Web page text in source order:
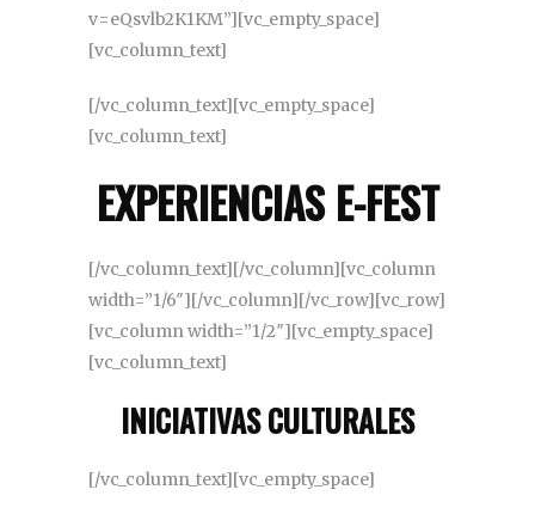
v=eQsvlb2K1KM”][vc_empty_space]
[vc_column_text]
[/vc_column_text][vc_empty_space]
[vc_column_text]
EXPERIENCIAS E-FEST
[/vc_column_text][/vc_column][vc_column
width=”1/6″][/vc_column][/vc_row][vc_row]
[vc_column width=”1/2″][vc_empty_space]
[vc_column_text]
INICIATIVAS CULTURALES
[/vc_column_text][vc_empty_space]